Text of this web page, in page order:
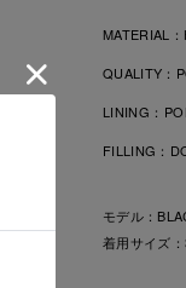
MATERIAL：
QUALITY：
LINING：
FILLING：
モデル：
着用サイズ